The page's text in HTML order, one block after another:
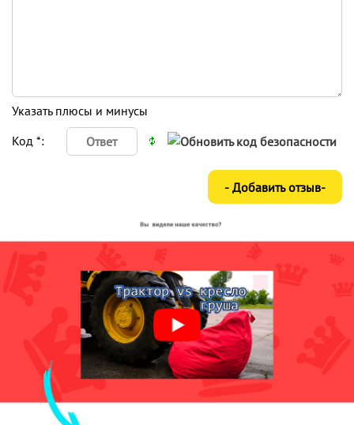
Указать плюсы и минусы
Код *: